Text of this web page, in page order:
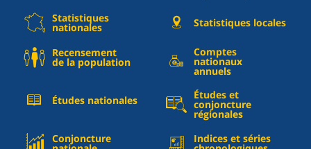
Statistiques
nationales Statistiques locales
Recensement
de la population
Comptes
nationaux
annuels
Études nationales Études et
conjoncture
régionales
Conjoncture
Indices et séries